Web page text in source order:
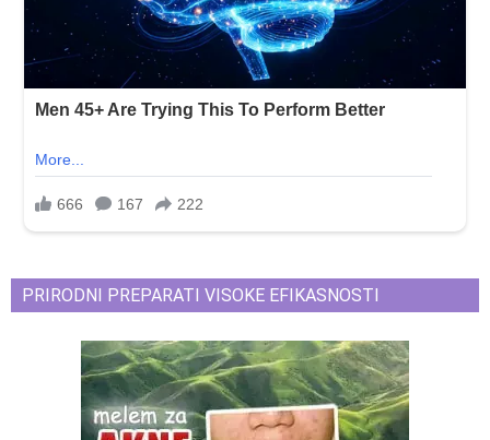
PRIRODNI PREPARATI VISOKE EFIKASNOSTI